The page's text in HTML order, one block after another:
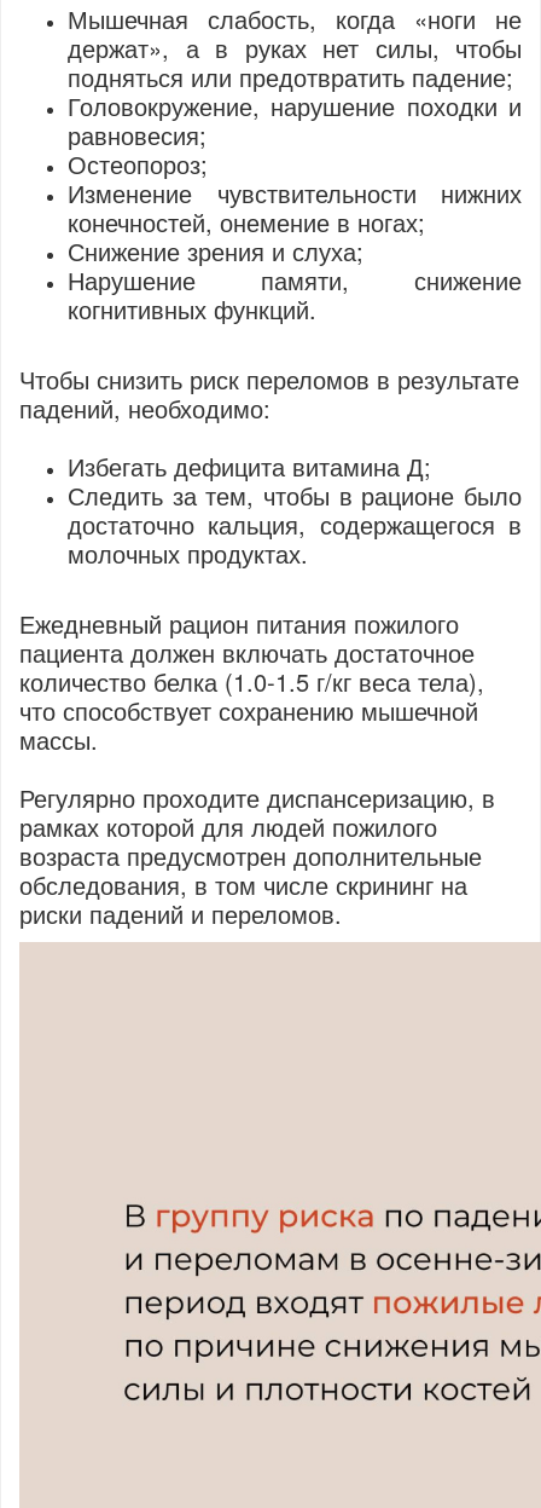
Мышечная слабость, когда «ноги не
держат», а в руках нет силы, чтобы
подняться или предотвратить падение;
Головокружение, нарушение походки и
равновесия;
Остеопороз;
Изменение чувствительности нижних
конечностей, онемение в ногах;
Снижение зрения и слуха;
Нарушение памяти, снижение
когнитивных функций.
Чтобы снизить риск переломов в результате
падений, необходимо:
Избегать дефицита витамина Д;
Следить за тем, чтобы в рационе было
достаточно кальция, содержащегося в
молочных продуктах.
Ежедневный рацион питания пожилого
пациента должен включать достаточное
количество белка (1.0-1.5 г/кг веса тела),
что способствует сохранению мышечной
массы.
Регулярно проходите диспансеризацию, в
рамках которой для людей пожилого
возраста предусмотрен дополнительные
обследования, в том числе скрининг на
риски падений и переломов.